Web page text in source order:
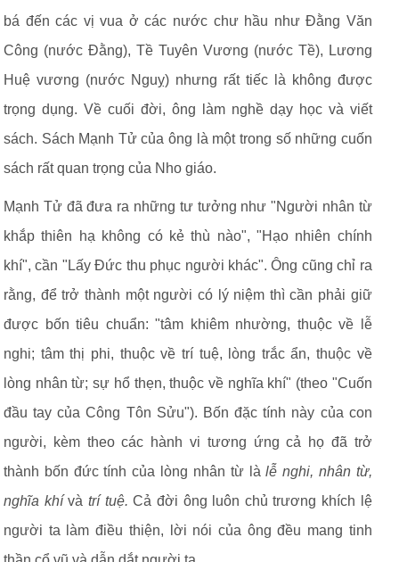
bá đến các vị vua ở các nước chư hầu như Đằng Văn
Công (nước Đằng), Tề Tuyên Vương (nước Tề), Lương
Huệ vương (nước Nguỵ) nhưng rất tiếc là không được
trọng dụng. Về cuối đời, ông làm nghề dạy học và viết
sách. Sách Mạnh Tử của ông là một trong số những cuốn
sách rất quan trọng của Nho giáo.
Mạnh Tử đã đưa ra những tư tưởng như "Người nhân từ
khắp thiên hạ không có kẻ thù nào", "Hạo nhiên chính
khí", cần "Lấy Đức thu phục người khác". Ông cũng chỉ ra
rằng, để trở thành một người có lý niệm thì cần phải giữ
được bốn tiêu chuẩn: "tâm khiêm nhường, thuộc về lễ
nghi; tâm thị phi, thuộc về trí tuệ, lòng trắc ẩn, thuộc về
lòng nhân từ; sự hổ thẹn, thuộc về nghĩa khí" (theo "Cuốn
đầu tay của Công Tôn Sửu"). Bốn đặc tính này của con
người, kèm theo các hành vi tương ứng cả họ đã trở
thành bốn đức tính của lòng nhân từ là lễ nghi, nhân từ,
nghĩa khívà trí tuệ.Cả đời ông luôn chủ trương khích lệ
người ta làm điều thiện, lời nói của ông đều mang tinh